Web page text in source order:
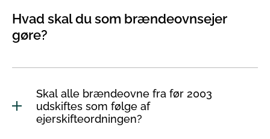
Hvad skal du som brændeovnsejer
gøre?
Skal alle brændeovne fra før 2003
udskiftes som følge af
ejerskifteordningen?